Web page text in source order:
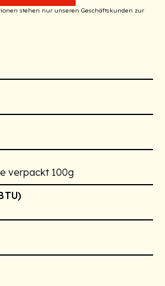
stehen nur unseren Geschäftskunden zur
verpackt 100g